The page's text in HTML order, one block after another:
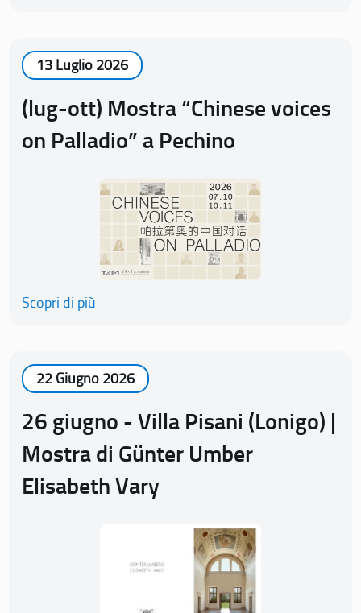
13 Luglio 2026
(lug-ott) Mostra “Chinese voices
on Palladio” a Pechino
Scopri di più
22 Giugno 2026
26 giugno - Villa Pisani (Lonigo) |
Mostra di Günter Umber
Elisabeth Vary